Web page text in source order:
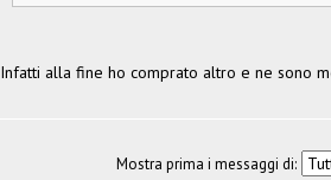
Infatti alla fine ho comprato altro e ne sono
Mostra prima i messaggi di: